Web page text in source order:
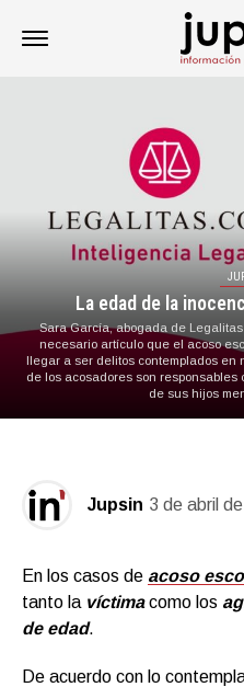
La edad de la
Sara García, abogada de
necesario artículo que el acoso
llegar a ser delitos contemplados en
de los acosadores son
de sus hijos
Jupsin 3 de abril
En los casos de acoso
tanto la víctimacomo los
de edad.
De acuerdo con lo